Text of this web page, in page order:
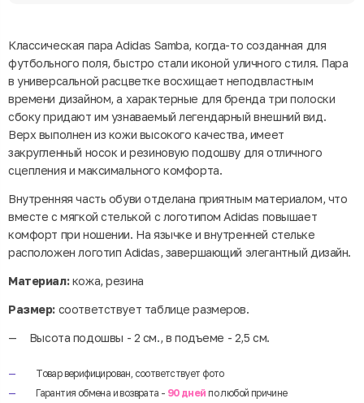
Классическая пара Adidas Samba, когда-то созданная для
футбольного поля, быстро стали иконой уличного стиля. Пара
в универсальной расцветке восхищает неподвластным
времени дизайном, а характерные для бренда три полоски
сбоку придают им узнаваемый легендарный внешний вид.
Верх выполнен из кожи высокого качества, имеет
закругленный носок и резиновую подошву для отличного
сцепления и максимального комфорта.
Внутренняя часть обуви отделана приятным материалом, что
вместе с мягкой стелькой с логотипом Adidas повышает
комфорт при ношении. На язычке и внутренней стельке
расположен логотип Adidas, завершающий элегантный дизайн.
Материал:кожа, резина
Размер: соответствует таблице размеров.
Высота подошвы - 2 см., в подъеме - 2,5 см.
Товар верифицирован, соответствует фото
Гарантия обмена и возврата - 90 дней по любой причине